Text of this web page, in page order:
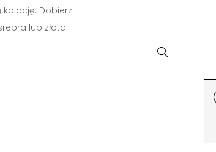
Dobierz
lub złota.